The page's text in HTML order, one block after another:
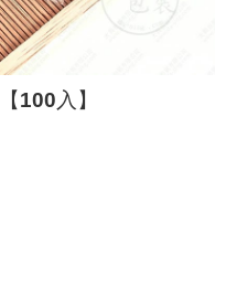
100入】